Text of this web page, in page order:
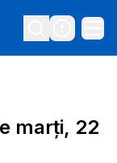
marți, 22